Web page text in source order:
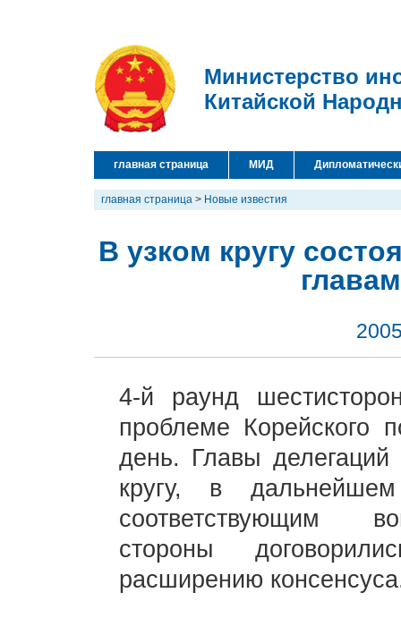
Министерство
Китайской
главная страница МИД
главная страница > Новые известия
В узком кругу
4-й раунд
проблеме Корейского
день. Главы делегаций
кругу, в
соответствующим
стороны
расширению